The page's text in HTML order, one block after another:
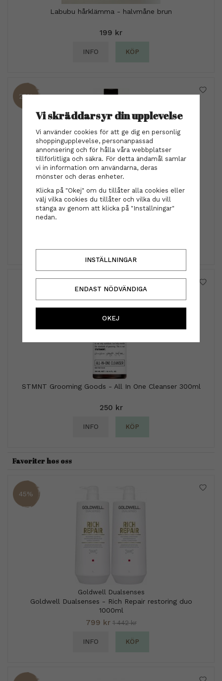
Labubu hårklämma - halvmåne brun
199 kr
INFO KÖP
25%
Nõberu of Sweden
Nõberu of Sweden - Thickening Volume Conditioner
250 ml
STMNT Grooming Goods - All In One Cleanser 300ml
250 kr
INFO KÖP
Favoriter hos oss
45%
Goldwell Dualsenses
Goldwell Dualsenses - Rich Repair restoring duo
1000ml
799 kr 1 442 kr
INFO KÖP
Vi skräddarsyr din upplevelse
Vi använder cookies för att ge dig en personlig
shoppingupplevelse, personanpassad
annonsering och för hålla våra webbplatser
tillförlitliga och säkra. För detta ändamål samlar
vi in information om användarna, deras
mönster och deras enheter.
Klicka på "Okej" om du tillåter alla cookies eller
välj vilka cookies du tillåter och vilka du vill
stänga av genom att klicka på "Inställningar"
nedan.
INSTÄLLNINGAR
ENDAST NÖDVÄNDIGA
OKEJ